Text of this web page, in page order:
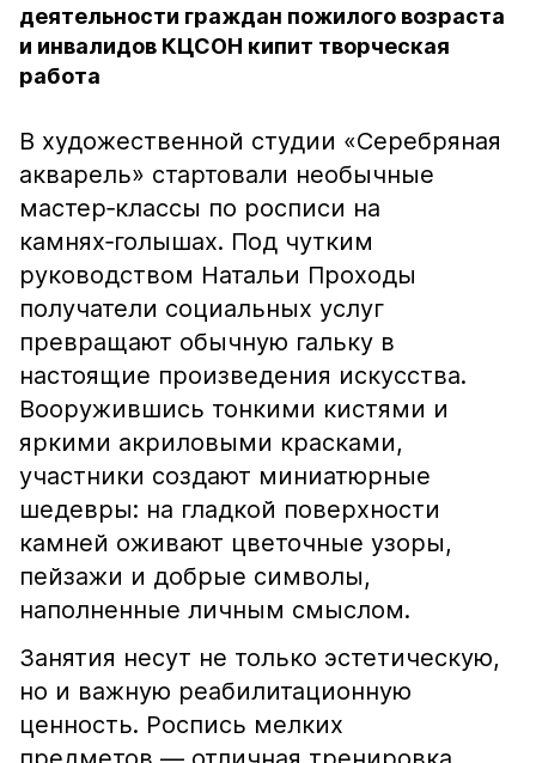
деятельности граждан пожилого возраста
и инвалидов КЦСОН кипит творческая
работа
В художественной студии «Серебряная
акварель» стартовали необычные
мастер‑классы по росписи на
камнях‑голышах. Под чутким
руководством Натальи Проходы
получатели социальных услуг
превращают обычную гальку в
настоящие произведения искусства.
Вооружившись тонкими кистями и
яркими акриловыми красками,
участники создают миниатюрные
шедевры: на гладкой поверхности
камней оживают цветочные узоры,
пейзажи и добрые символы,
наполненные личным смыслом.
Занятия несут не только эстетическую,
но и важную реабилитационную
ценность. Роспись мелких